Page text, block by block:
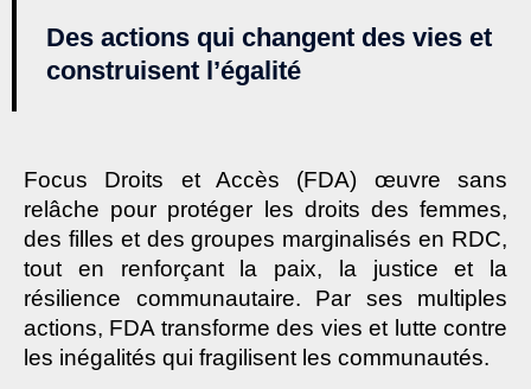
Des actions qui changent des vies et
construisent l’égalité
Focus Droits et Accès (FDA) œuvre sans
relâche pour protéger les droits des femmes,
des filles et des groupes marginalisés en RDC,
tout en renforçant la paix, la justice et la
résilience communautaire. Par ses multiples
actions, FDA transforme des vies et lutte contre
les inégalités qui fragilisent les communautés.